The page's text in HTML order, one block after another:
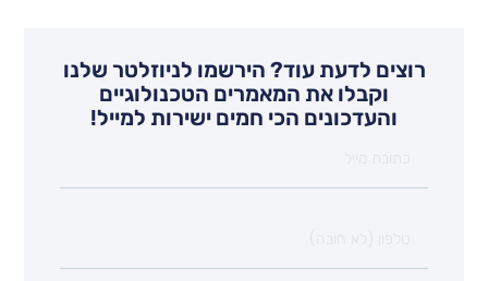
רוצים לדעת עוד? הירשמו לניוזלטר שלנו
וקבלו את המאמרים הטכנולוגיים
והעדכונים הכי חמים ישירות למייל!